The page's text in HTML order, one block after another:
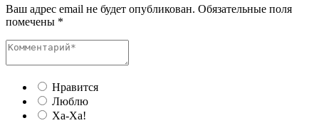
Ваш адрес email не будет опубликован. Обязательные поля
помечены *
Нравится
Люблю
Ха-Ха!